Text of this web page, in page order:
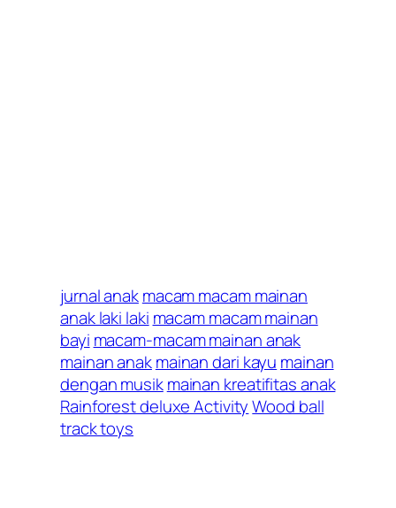
jurnal anakmacam macam mainan
anak laki laki macam macam mainan
bayi macam-macam mainan anak
mainan anakmainan dari kayu mainan
dengan musikmainan kreatifitas anak
Rainforest deluxe Activity Wood ball
track toys